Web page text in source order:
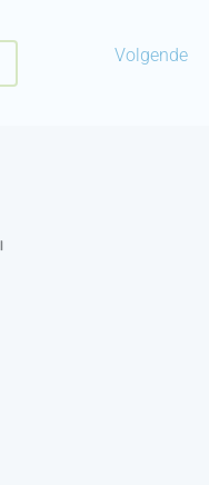
Volgende